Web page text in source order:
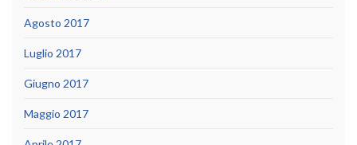
Agosto 2017
Luglio 2017
Giugno 2017
Maggio 2017